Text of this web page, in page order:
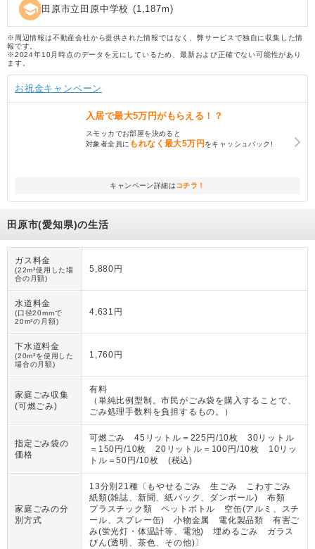
school 田原市立田原中学校 (1,187m)
※周辺情報は不動産会社から提供された情報ではなく、弊サービスで独自に収集した情
報です。
※2024年10月時点のデータを元にしているため、最新および正確でない可能性があり
ます。
お祝金キャンペーン
入居で最大5万円がもらえる！？
スモッカでお部屋を決めると
対象者全員に もれなく最大5万円 をキャッシュバック!
キャンペーン詳細はコチラ！
田原市(愛知県)の生活
ガス料金
(22m³使用した場
合の月額)
5,880円
水道料金
(口径20mmで
20m³の月額)
4,631円
下水道料金
(20m³を使用した
場合の月額)
1,760円
家庭ごみ収集
(可燃ごみ)
有料
（ 単純比例型制。市民がごみ袋を購入することで、
ごみ処理手数料を負担するもの。
）
指定ごみ袋の
価格
可燃ごみ 45リットル＝225円/10枚 30リットル
＝150円/10枚 20リットル＝100円/10枚 10リッ
トル＝50円/10枚 (税込)
家庭ごみの分
別方式
13分別21種〔もやせるごみ 生ごみ こわすごみ
紙類(雑誌、新聞、紙パック、ダンボール) 布類
プラスチック類 ペットボトル 空缶(アルミ、スチ
ール、スプレー缶) 小物金属 電化製品類 有害ご
み(蛍光灯・体温計等、電池) 埋めるごみ ガラス
びん(透明、茶色、その他)〕